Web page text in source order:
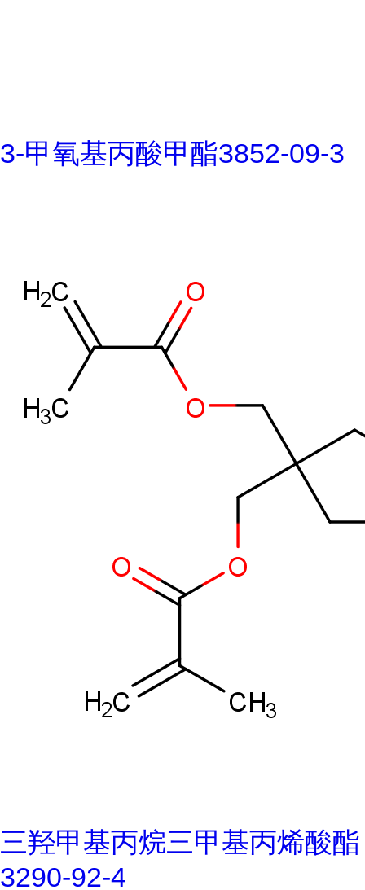
3-甲氧基丙酸甲酯3852-09-3
三羟甲基丙烷三甲基丙烯酸酯
3290-92-4